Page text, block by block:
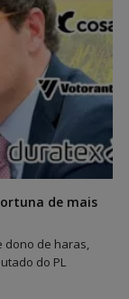
de mais
dono de haras,
do PL